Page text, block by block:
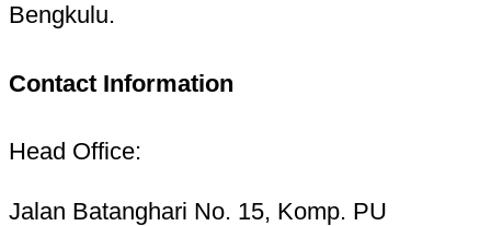
Bengkulu.
Contact Information
Head Office:
Jalan Batanghari No. 15, Komp. PU